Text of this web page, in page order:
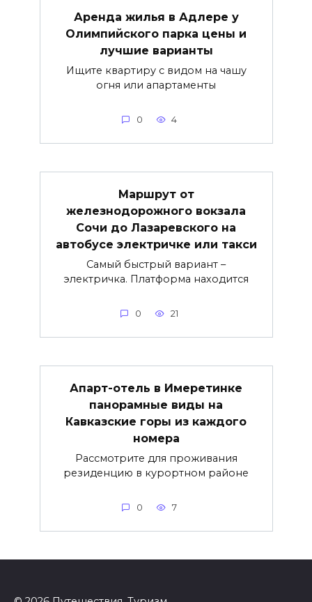
Аренда жилья в Адлере у
Олимпийского парка цены и
лучшие варианты
Ищите квартиру с видом на чашу
огня или апартаменты
0 4
Маршрут от
железнодорожного вокзала
Сочи до Лазаревского на
автобусе электричке или такси
Самый быстрый вариант –
электричка. Платформа находится
0 21
Апарт-отель в Имеретинке
панорамные виды на
Кавказские горы из каждого
номера
Рассмотрите для проживания
резиденцию в курортном районе
0 7